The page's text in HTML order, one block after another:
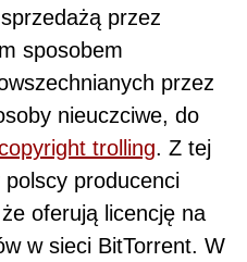
przez
sposobem
przez
nieuczciwe, do
trolling. Z tej
producenci
oferują licencję na
w sieci BitTorrent. W